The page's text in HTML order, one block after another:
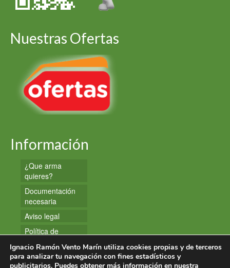
Nuestras Ofertas
Información
¿Que arma
quieres?
Documentación
necesaria
Aviso legal
Política de
privacidad
Política de
Ignacio Ramón Vento Marín utiliza cookies propias y de terceros
para analizar tu navegación con fines estadísticos y
publicitarios. Puedes obtener más información en nuestra